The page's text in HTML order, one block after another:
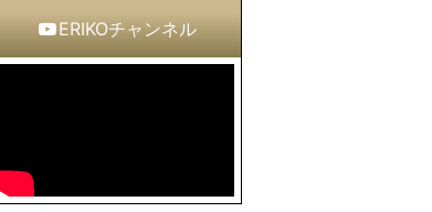
ERIKOチャンネル